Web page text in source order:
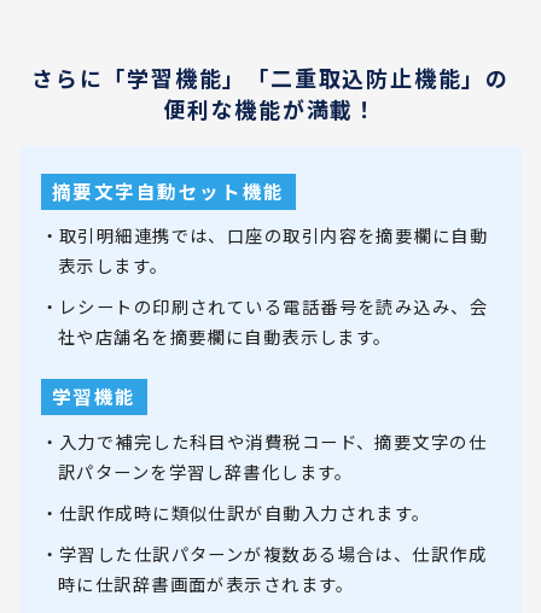
さらに「学習機能」「二重取込防止機能」の
便利な機能が満載！
摘要文字自動セット機能
・取引明細連携では、口座の取引内容を摘要欄に自動
表示します。
・レシートの印刷されている電話番号を読み込み、会
社や店舗名を摘要欄に自動表示します。
学習機能
・入力で補完した科目や消費税コード、摘要文字の仕
訳パターンを学習し辞書化します。
・仕訳作成時に類似仕訳が自動入力されます。
・学習した仕訳パターンが複数ある場合は、仕訳作成
時に仕訳辞書画面が表示されます。